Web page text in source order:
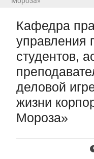
Первый канал,
Первый канал,
Конкурсные
вступительные
М.В.Ломоносова
конкурсу
Вячеслав
Первый канал,
Вячеслав
Первый канал,
Кафедра
управления
студентов,
деловой
жизни
Мороза»